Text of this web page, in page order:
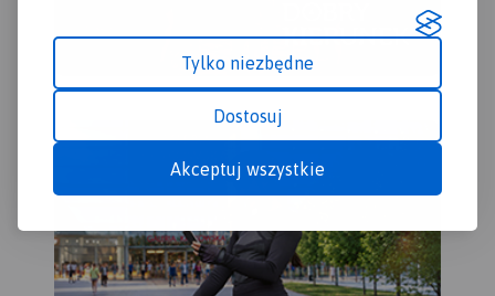
Tylko niezbędne
Dostosuj
Akceptuj wszystkie